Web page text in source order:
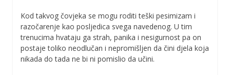
Kod takvog čovjeka se mogu roditi teški pesimizam i
razočarenje kao posljedica svega navedenog. U tim
trenucima hvataju ga strah, panika i nesigurnost pa on
postaje toliko neodlučan i nepromišljen da čini djela koja
nikada do tada ne bi ni pomislio da učini.